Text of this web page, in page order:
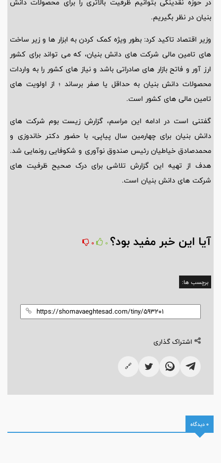
بنیان در نظر بگیریم.
وزیر اقتصاد تاکید کرد: بطور ویژه کمک کردن به ابزار ها و زیر ساخت
های تامین مالی شرکت های دانش بنیان، که می تواند برای کشور
ارز آور و فاتح بازار های صادراتی باشد و نیاز های کشور را به واردات
محصولات دانش بنیان به حداقل یا صفر برساند ؛ از اولویت های
تامین مالی های کشور است.
گفتنی است در ادامه این مراسم، گزارش زیست بوم شرکت های
دانش بنیان برای چهارمین سال پیاپی، با حضور دکتر خاندوزی و
محمدصادق خیاطیان رئیس صندوق نوآوری و شکوفایی رونمایی شد.
هدف از تهیه این گزارش تلاشی برای درک صحیح ظرفیت های
شرکت های دانش بنیان است.
آیا این خبر مفید بود؟ 0
0
برچسب ها:
اشتراک گذاری
🔗
0 دیدگاه